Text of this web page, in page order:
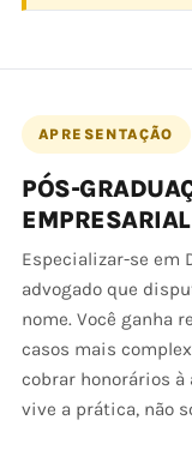
APRESENTAÇÃO
PÓS-
EMPRESARIAL
Especializar-se em
advogado que
nome. Você ganha
casos mais
cobrar honorários
vive a prática, não